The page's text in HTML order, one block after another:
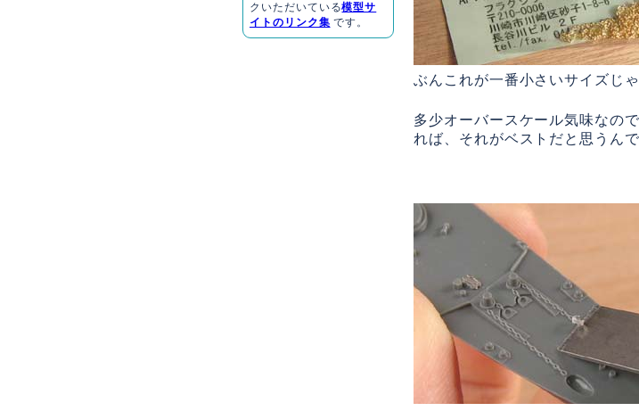
ぶんこれが一番小さいサイズじ
多少オーバースケール気味なの
れば、それがベストだと思うんで
クいただいている模型サ
イトのリンク集 です。